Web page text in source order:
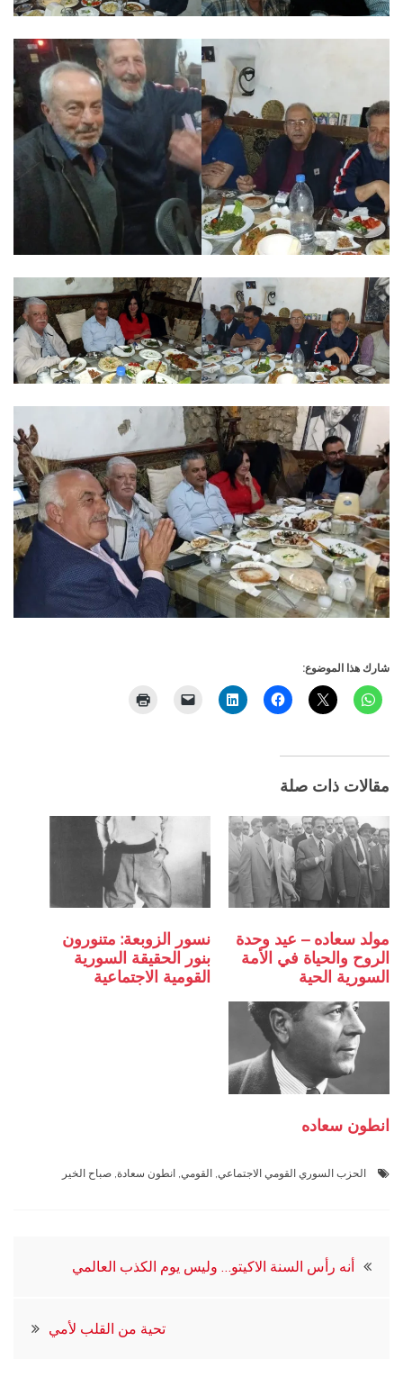
شارك هذا الموضوع:
مقالات ذات صلة
مولد سعاده – عيد وحدة
الروح والحياة في الأمة
السورية الحية
نسور الزوبعة: متنورون
بنور الحقيقة السورية
القومية الاجتماعية
انطون سعاده
الحزب السوري القومي الاجتماعي القومي انطون سعادة صباح الخير
تصفّح
أنه رأس السنة الاكيتو… وليس يوم الكذب العالمي
تحية من القلب لأمي